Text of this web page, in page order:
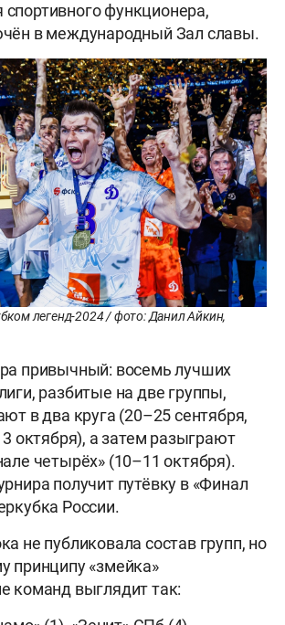
функционера,
в международный Зал славы.
легенд-2024 / фото: Данил Айкин,
привычный: восемь лучших
разбитые на две группы,
в два круга (20–25 сентября,
октября), а затем разыграют
четырёх» (10–11 октября).
получит путёвку в «Финал
России.
не публиковала состав групп, но
принципу «змейка»
команд выглядит так: